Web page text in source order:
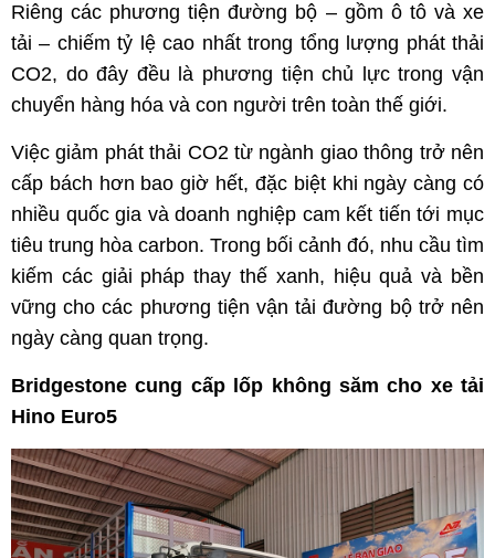
Riêng các phương tiện đường bộ – gồm ô tô và xe
tải – chiếm tỷ lệ cao nhất trong tổng lượng phát thải
CO2, do đây đều là phương tiện chủ lực trong vận
chuyển hàng hóa và con người trên toàn thế giới.
Việc giảm phát thải CO2 từ ngành giao thông trở nên
cấp bách hơn bao giờ hết, đặc biệt khi ngày càng có
nhiều quốc gia và doanh nghiệp cam kết tiến tới mục
tiêu trung hòa carbon. Trong bối cảnh đó, nhu cầu tìm
kiếm các giải pháp thay thế xanh, hiệu quả và bền
vững cho các phương tiện vận tải đường bộ trở nên
ngày càng quan trọng.
Bridgestone cung cấp lốp không săm cho xe tải
Hino Euro5